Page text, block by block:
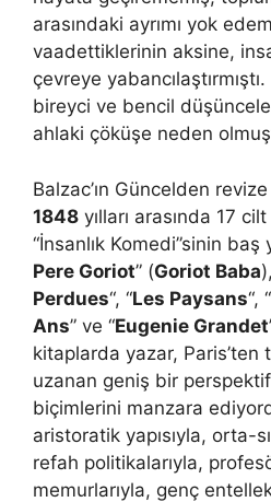
arasındaki ayrımı yok
vaadettiklerinin aksine,
çevreye
bireyci ve bencil
ahlaki çöküşe neden
Balzac’ın Güncelden
1848 yılları arasında 17
“İnsanlık Komedi”sinin baş
Pere Goriot” (Goriot Baba
Perdues“, “Les Paysans“, “
Ans” ve “Eugenie Grandet
kitaplarda yazar, Paris’ten
uzanan geniş bir
biçimlerini manzara
aristoratik yapısıyla, orta-
refah politikalarıyla,
memurlarıyla, genç